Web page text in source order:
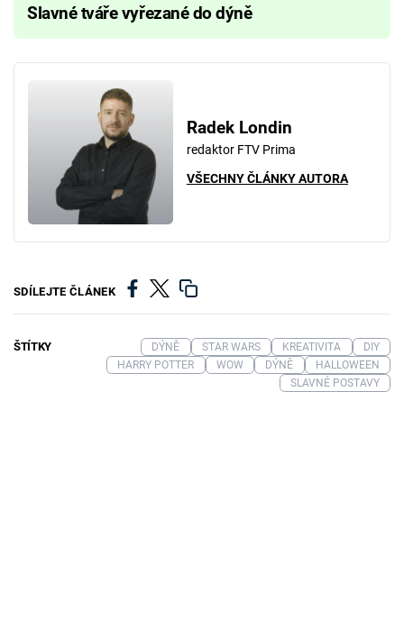
Slavné tváře vyřezané do dýně
Radek Londin
redaktor FTV Prima
VŠECHNY ČLÁNKY AUTORA
SDÍLEJTE ČLÁNEK
ŠTÍTKY DÝNĚ STAR WARS KREATIVITA
DIY
HARRY POTTER
WOW DÝNĚ
HALLOWEEN
SLAVNÉ POSTAVY